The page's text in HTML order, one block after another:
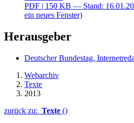
PDF | 150 KB — Stand:
ein neues Fenster)
Herausgeber
Deutscher Bundestag,
Webarchiv
Texte
2013
zurück zu: Texte ()